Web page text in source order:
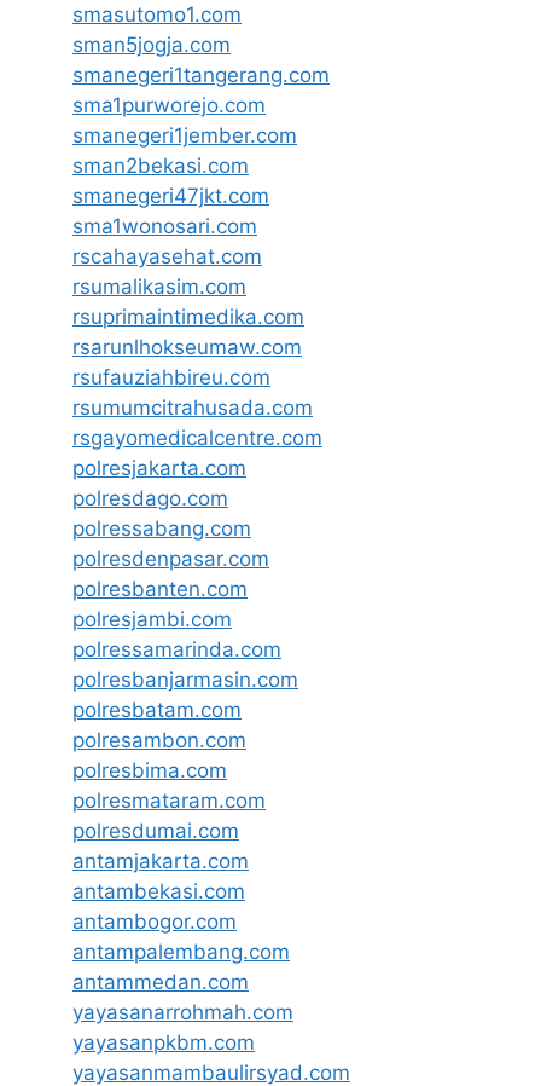
smasutomo1.com
sman5jogja.com
smanegeri1tangerang.com
sma1purworejo.com
smanegeri1jember.com
sman2bekasi.com
smanegeri47jkt.com
sma1wonosari.com
rscahayasehat.com
rsumalikasim.com
rsuprimaintimedika.com
rsarunlhokseumaw.com
rsufauziahbireu.com
rsumumcitrahusada.com
rsgayomedicalcentre.com
polresjakarta.com
polresdago.com
polressabang.com
polresdenpasar.com
polresbanten.com
polresjambi.com
polressamarinda.com
polresbanjarmasin.com
polresbatam.com
polresambon.com
polresbima.com
polresmataram.com
polresdumai.com
antamjakarta.com
antambekasi.com
antambogor.com
antampalembang.com
antammedan.com
yayasanarrohmah.com
yayasanpkbm.com
yayasanmambaulirsyad.com